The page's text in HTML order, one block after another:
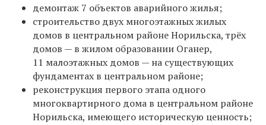
демонтаж 7 объектов аварийного жилья;
строительство двух многоэтажных жилых
домов в центральном районе Норильска, трёх
домов — в жилом образовании Оганер,
11 малоэтажных домов — на существующих
фундаментах в центральном районе;
реконструкция первого этапа одного
многоквартирного дома в центральном районе
Норильска, имеющего историческую ценность;